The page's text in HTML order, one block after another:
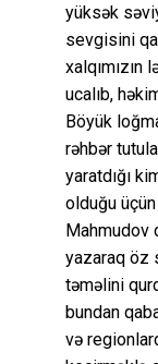
yüksək
sevgisini
xalqımızın
ucalıb,
Böyük
rəhbər
yaratdığı
olduğu
Mahmudov
yazaraq öz
təməlini
bundan
və